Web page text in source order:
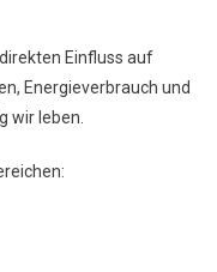
Einfluss auf
Energieverbrauch und
wir leben.